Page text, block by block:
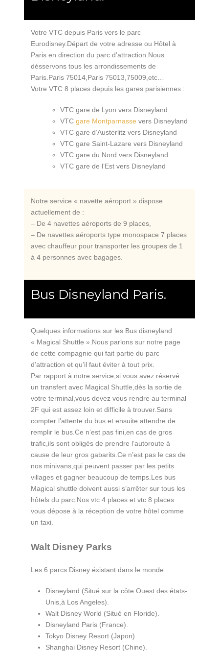
Votre VTC depuis Paris vers le parc
Eurodisney.Départ de votre adresse ou Hôtel à
Paris en direction du parc d’attraction.Nous
désservons tous les arrondissements de
Paris.Paris 75014,Paris 75013,75009,etc…
Votre VTC 8 places depuis les gares parisiennes :
VTC gare de Lyon vers Disneyland
VTC gare Montparnasse vers Disneyland
VTC gare d’Austerlitz vers Disneyland
VTC gare Saint-Lazare vers Disneyland
VTC gare du Nord vers Disneyland
VTC gare de l’Est vers Disneyland
Notre service « navette aéroport » dispose
actuellement de :
– De 4 navettes aéroports de 9 places,
– De navettes aéroports type monospace 7 places
avec chauffeur pour transporter les groupes de 1
à 4 personnes avec bagages.
Bus Disneyland Paris.
Quelques informations sur les Bus disneyland
« Magical Shuttle ».Nous parlons sur notre page
de cette compagnie qui fait partie du parc
d’attraction et qu’il faut éviter à tout prix.
Par rapport à notre service,si vous avez réservé
un transfert avec Magical Shuttle,dès la sortie de
votre terminal,vous devez vous rendre au terminal
2F qui est assez loin et difficile à trouver.Sans
compter l’attente du bus et ensuite attendre de
remplir le bus.Ce n’est pas fini,en cas de gros
trafic,ils sont obligés de prendre l’autoroute à
cause de leur gros gabarits.Ce n’est pas le cas de
nos minivans,qui peuvent passer par les petits
villages et gagner beaucoup de temps.Les bus
Magical shuttle doivent aussi s’arrêter sur tous les
hôtels du parc.Nos vtc 4 places et vtc 8 places
vous dépose à la réception de votre hôtel comme
un taxi.
Walt Disney Parks
Les 6 parcs Disney éxistant dans le monde :
Disneyland (Situé sur la côte Ouest des états-
Unis,à Los Angeles).
Walt Disney World (Situé en Floride).
Disneyland Paris (France).
Tokyo Disney Resort (Japon)
Shanghai Disney Resort (Chine).